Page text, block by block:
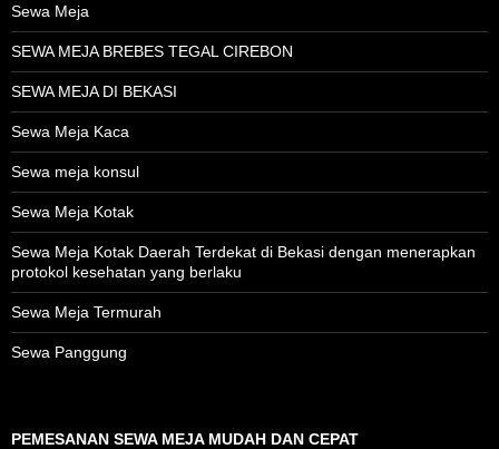
Sewa Meja
SEWA MEJA BREBES TEGAL CIREBON
SEWA MEJA DI BEKASI
Sewa Meja Kaca
Sewa meja konsul
Sewa Meja Kotak
Sewa Meja Kotak Daerah Terdekat di Bekasi dengan menerapkan
protokol kesehatan yang berlaku
Sewa Meja Termurah
Sewa Panggung
PEMESANAN SEWA MEJA MUDAH DAN CEPAT